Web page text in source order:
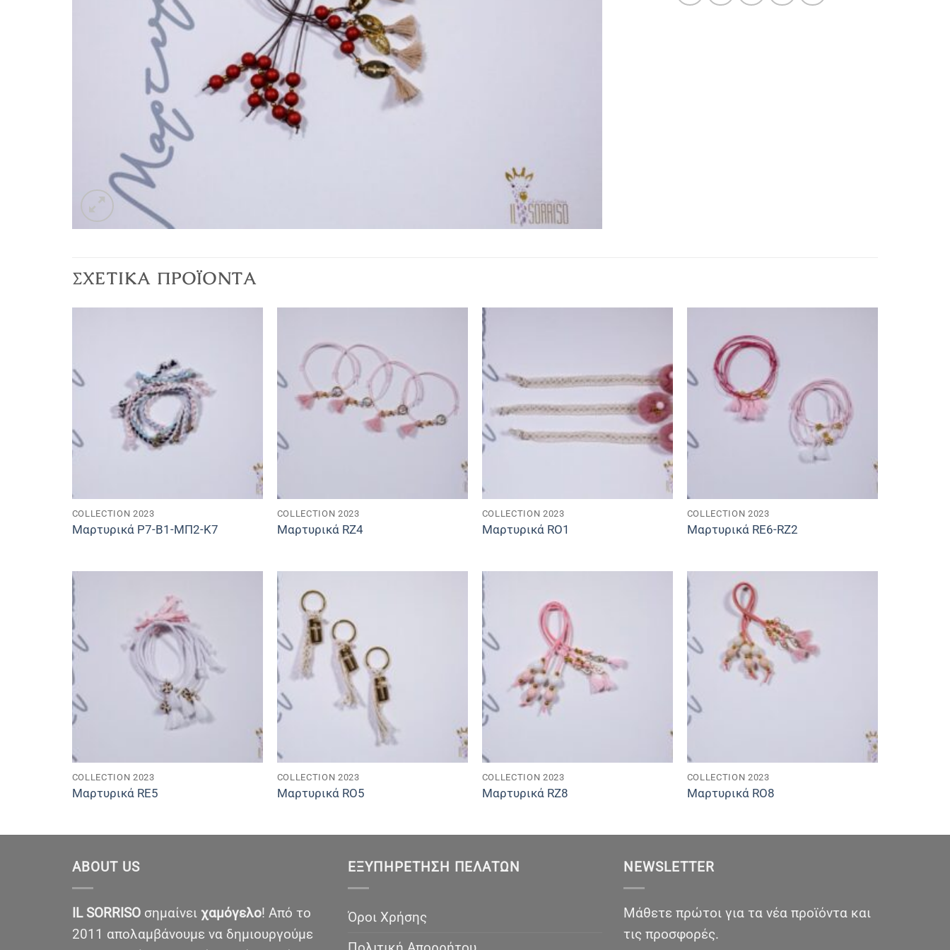
ΣΧΕΤΙΚΆ ΠΡΟΪΌΝΤΑ
COLLECTION 2023
Μαρτυρικά P7-B1-ΜΠ2-Κ7
COLLECTION 2023
Μαρτυρικά RZ4
COLLECTION 2023
Μαρτυρικά RO1
COLLECTION 2023
Μαρτυρικά RE6-RZ2
COLLECTION 2023
Μαρτυρικά RE5
COLLECTION 2023
Μαρτυρικά RO5
COLLECTION 2023
Μαρτυρικά RZ8
COLLECTION 2023
Μαρτυρικά RO8
ABOUT US
IL SORRISO σημαίνει χαμόγελο! Από το
2011 απολαμβάνουμε να δημιουργούμε
ΕΞΥΠΗΡΈΤΗΣΗ ΠΕΛΑΤΏΝ
Όροι Χρήσης
NEWSLETTER
Μάθετε πρώτοι για τα νέα προϊόντα και
τις προσφορές.